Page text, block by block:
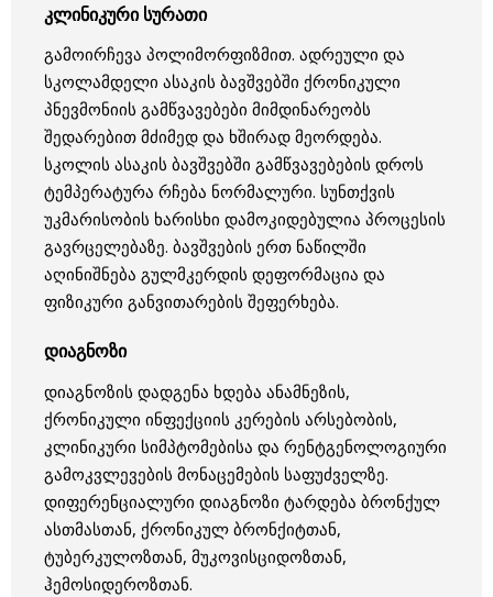
კლინიკური სურათი
გამოირჩევა პოლიმორფიზმით. ადრეული და
სკოლამდელი ასაკის ბავშვებში ქრონიკული
პნევმონიის გამწვავებები მიმდინარეობს
შედარებით მძიმედ და ხშირად მეორდება.
სკოლის ასაკის ბავშვებში გამწვავებების დროს
ტემპერატურა რჩება ნორმალური. სუნთქვის
უკმარისობის ხარისხი დამოკიდებულია პროცესის
გავრცელებაზე. ბავშვების ერთ ნაწილში
აღინიშნება გულმკერდის დეფორმაცია და
ფიზიკური განვითარების შეფერხება.
დიაგნოზი
დიაგნოზის დადგენა ხდება ანამნეზის,
ქრონიკული ინფექციის კერების არსებობის,
კლინიკური სიმპტომებისა და რენტგენოლოგიური
გამოკვლევების მონაცემების საფუძველზე.
დიფერენციალური დიაგნოზი ტარდება ბრონქულ
ასთმასთან, ქრონიკულ ბრონქიტთან,
ტუბერკულოზთან, მუკოვისციდოზთან,
ჰემოსიდეროზთან.